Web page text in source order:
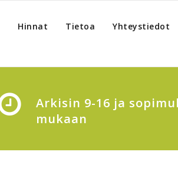
Hinnat Tietoa Yhteystiedot
Arkisin 9-16 ja
mukaan